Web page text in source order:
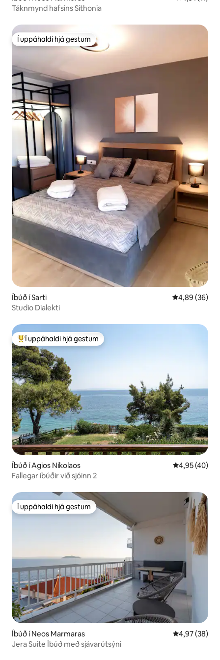
Táknmynd hafsins Sithonia
Í uppáhaldi hjá gestum
Í uppáhaldi hjá gestum
Íbúð í Sarti 4,89 af 5 í
4,89 (36)
Studio Dialekti
Í mestu uppáhaldi hjá gestum
Í uppáhaldi hjá gestum
Íbúð í Agios Nikolaos 4,95 af 5 í
4,95 (40)
Fallegar íbúðir við sjóinn 2
Í uppáhaldi hjá gestum
Í uppáhaldi hjá gestum
Íbúð í Neos Marmaras 4,97 af 5 í
4,97 (38)
Jera Suite Íbúð með sjávarútsýni